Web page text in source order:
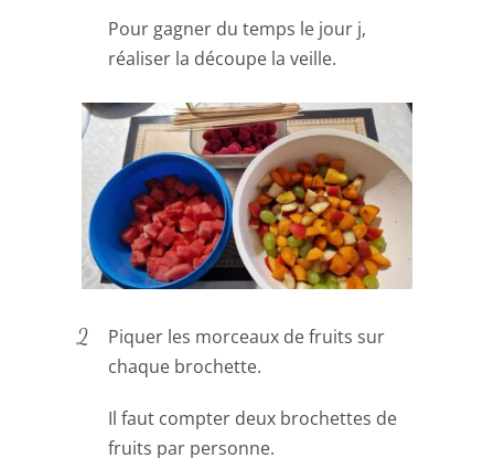
Pour gagner du temps le jour j,
réaliser la découpe la veille.
Piquer les morceaux de fruits sur
chaque brochette.
Il faut compter deux brochettes de
fruits par personne.